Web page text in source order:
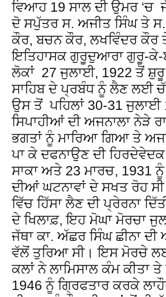
ਵਿਆਹ 19 ਸਾਲ ਦੀ ਉਮਰ ‘ਚ
ਦੋ ਸਪੁੱਤਰ ਸ. ਅਜੀਤ ਸਿੰਘ ਤੇ
ਕੌਰ, ਬਚਨ ਕੌਰ, ਲਖਵਿੰਦਰ ਕੌਰ
ਇਤਿਹਾਸਕ ਗੁਰੂਦੁਆਰਾ ਗੁਰੂ-
ਲੋਕਾਂ 27 ਜੁਲਾਈ, 1922 ਤੋਂ
ਸਾਹਿਬ ਦੇ ਪ੍ਰਬੰਧ ਨੂੰ ਲੈਣ ਲਈ
ਉਸ ਤੋਂ ਪਹਿਲਾਂ 30-31 ਜੁਲਾਈ
ਸਿਪਾਹੀਆਂ ਦੀ ਅਜਨਾਲਾ ਨੇੜੇ
ਭਗਤਾਂ ਨੂੰ ਮਾਰਿਆ ਗਿਆ ਤੇ
ਪਾ ਕੇ ਦਫਨਾਉਣ ਦੀ
ਸਾਕਾ ਅਤੇ 23 ਮਾਰਚ, 1931
ਦੀਆਂ ਘਟਨਾਵਾਂ ਦੇ ਸਖਤ ਰੋਹ ਸੀ
ਵਿੱਚ ਹਿੱਸਾ ਲੈਣ ਦੀ ਪ੍ਰੇਰਨਾ
ਦੇ ਖਿਲਾਫ਼, ਇਹ ਮੋਘਾ ਮੋਰਚਾ
ਜੱਥਾ ਕਾ. ਅੱਛਰ ਸਿੰਘ ਛੀਨਾ
ਵੱਲੋਂ ਤੁਰਿਆ ਸੀ। ਇਸ ਮੋਰਚੇ ਲਈ
ਕਲਾਂ ਨੇ ਲਾਮਿਸਾਲ ਕੰਮ ਕੀਤਾ
1946 ਨੂੰ ਗ੍ਰਿਫਤਾਰ ਕਰਕੇ